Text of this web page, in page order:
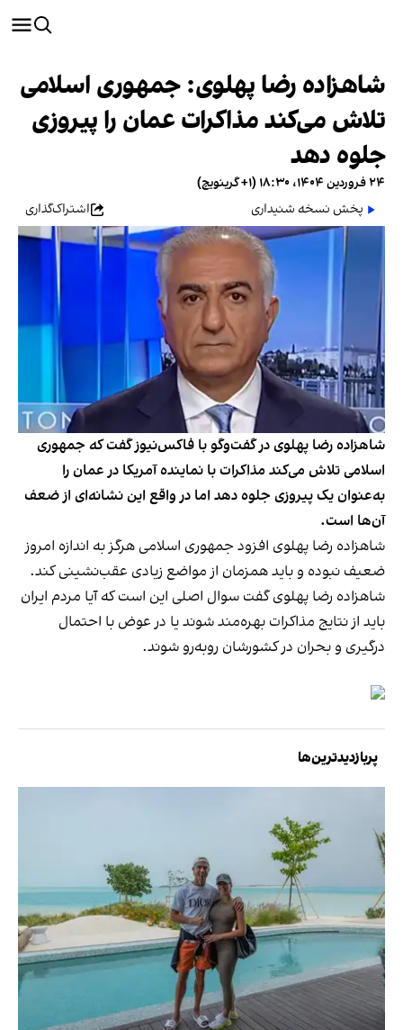
شاهزاده رضا پهلوی: جمهوری اسلامی
تلاش می‌کند مذاکرات عمان را پیروزی
جلوه دهد
۲۴ فروردین ۱۴۰۴، ۱۸:۳۰ (‎+۱ گرینویچ)
پخش نسخه شنیداری
اشتراک‌گذاری
شاهزاده رضا پهلوی در گفت‌وگو با فاکس‌نیوز گفت که جمهوری
اسلامی تلاش می‌کند مذاکرات با نماینده آمریکا در عمان را
به‌عنوان یک پیروزی جلوه دهد اما در واقع این نشانه‌ای از ضعف
آن‌ها است.
شاهزاده رضا پهلوی افزود جمهوری اسلامی هرگز به اندازه امروز
ضعیف نبوده و باید همزمان از مواضع زیادی عقب‌نشینی کند.
شاهزاده رضا پهلوی گفت سوال اصلی این است که آیا مردم ایران
باید از نتایج مذاکرات بهره‌مند شوند یا در عوض با احتمال
درگیری و بحران در کشورشان روبه‌رو شوند.
پربازدیدترین‌ها